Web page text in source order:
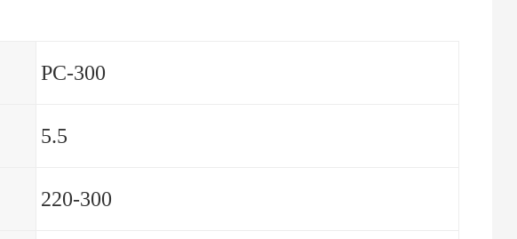
PC-300
5.5
220-300